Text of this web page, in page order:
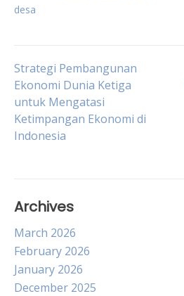
desa
Post
navigation
Strategi Pembangunan
Ekonomi Dunia Ketiga
untuk Mengatasi
Ketimpangan Ekonomi di
Indonesia
Archives
March 2026
February 2026
January 2026
December 2025